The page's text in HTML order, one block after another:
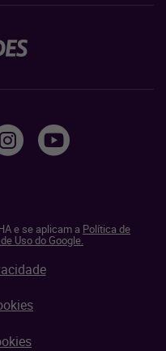
e se aplicam a Política de
Uso do Google.